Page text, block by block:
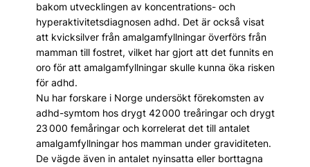
bakom utvecklingen av koncentrations- och
hyperaktivitetsdiagnosen adhd. Det är också visat
att kvicksilver från amalgamfyllningar överförs från
mamman till fostret, vilket har gjort att det funnits en
oro för att amalgamfyllningar skulle kunna öka risken
för adhd.
Nu har forskare i Norge undersökt förekomsten av
adhd-symtom hos drygt 42 000 treåringar och drygt
23 000 femåringar och korrelerat det till antalet
amalgamfyllningar hos mamman under graviditeten.
De vägde även in antalet nyinsatta eller borttagna